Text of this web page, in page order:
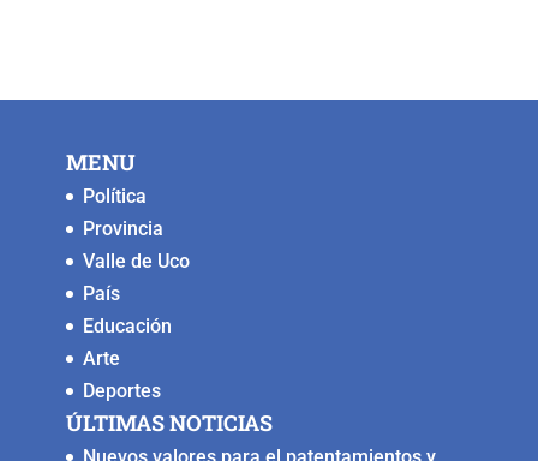
MENU
Política
Provincia
Valle de Uco
País
Educación
Arte
Deportes
ÚLTIMAS NOTICIAS